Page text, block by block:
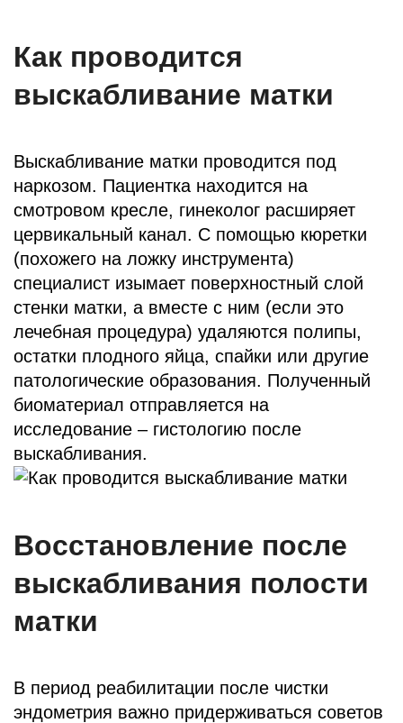
Как проводится
выскабливание матки
Выскабливание матки проводится под
наркозом. Пациентка находится на
смотровом кресле, гинеколог расширяет
цервикальный канал. С помощью кюретки
(похожего на ложку инструмента)
специалист изымает поверхностный слой
стенки матки, а вместе с ним (если это
лечебная процедура) удаляются полипы,
остатки плодного яйца, спайки или другие
патологические образования. Полученный
биоматериал отправляется на
исследование – гистологию после
выскабливания.
Восстановление после
выскабливания полости
матки
В период реабилитации после чистки
эндометрия важно придерживаться советов